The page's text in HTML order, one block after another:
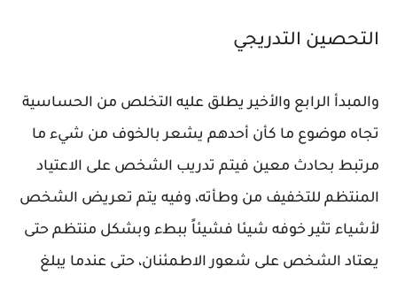
التحصين التدريجي
والمبدأ الرابع والأخير يطلق عليه التخلص من الحساسية
تجاه موضوع ما كأن أحدهم يشعر بالخوف من شيء ما
مرتبط بحادث معين فيتم تدريب الشخص على الاعتياد
المنتظم للتخفيف من وطأته، وفيه يتم تعريض الشخص
لأشياء تثير خوفه شيئا فشيئاً ببطء وبشكل منتظم حتى
يعتاد الشخص على شعور الاطمئنان، حتى عندما يبلغ